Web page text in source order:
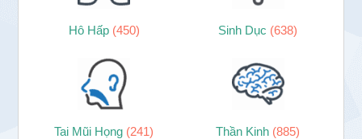
Hô Hấp (450) Sinh Dục (638)
Tai Mũi Họng (241) Thần Kinh (885)